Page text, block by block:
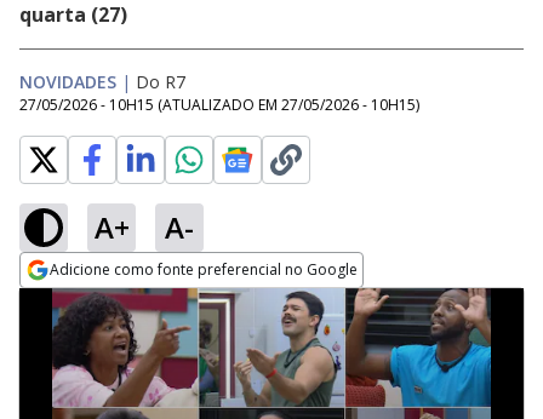
quarta (27)
NOVIDADES | Do R7
27/05/2026 - 10H15 (ATUALIZADO EM 27/05/2026 - 10H15)
A+ A-
Adicione como fonte preferencial no Google
Opens in new window